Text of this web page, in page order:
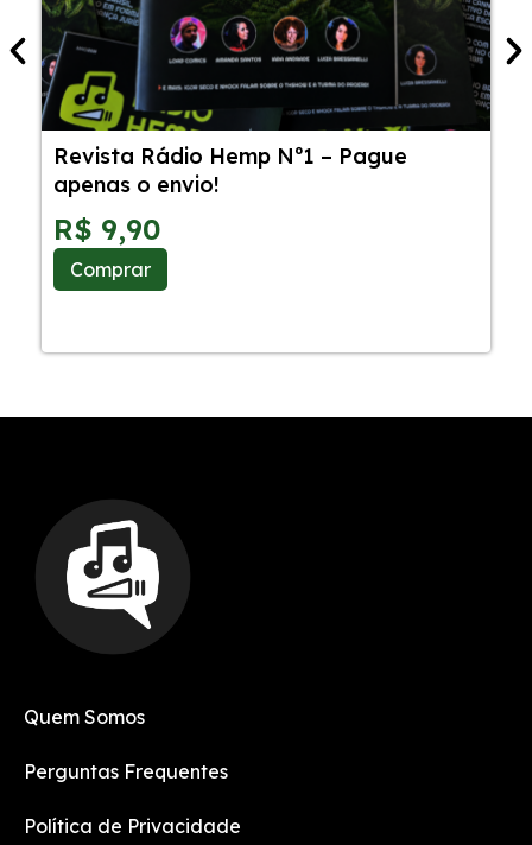
Revista Rádio Hemp Nº1 – Pague
apenas o envio!
R$ 9,90
Comprar
Quem Somos
Perguntas Frequentes
Política de Privacidade